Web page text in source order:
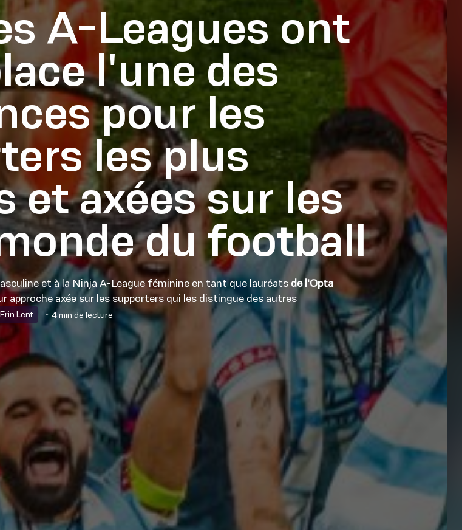
A-Leagues ont
l'une des
pour les
les plus
et axées sur les
du football
et à la Ninja A-League féminine en tant que lauréats de l'Opta
approche axée sur les supporters qui les distingue des autres
Erin Lent ~ 4 min de lecture